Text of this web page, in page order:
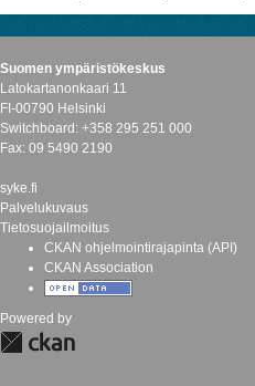
Suomen ympäristökeskus
Latokartanonkaari 11
FI-00790 Helsinki
Switchboard: +358 295 251 000
Fax: 09 5490 2190
syke.fi
Palvelukuvaus
Tietosuojailmoitus
CKAN ohjelmointirajapinta (API)
CKAN Association
Powered by